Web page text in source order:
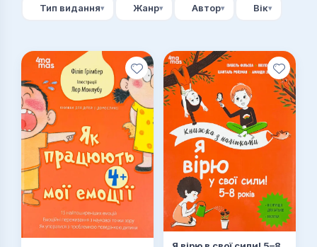
Тип видання Жанр Автор Вік